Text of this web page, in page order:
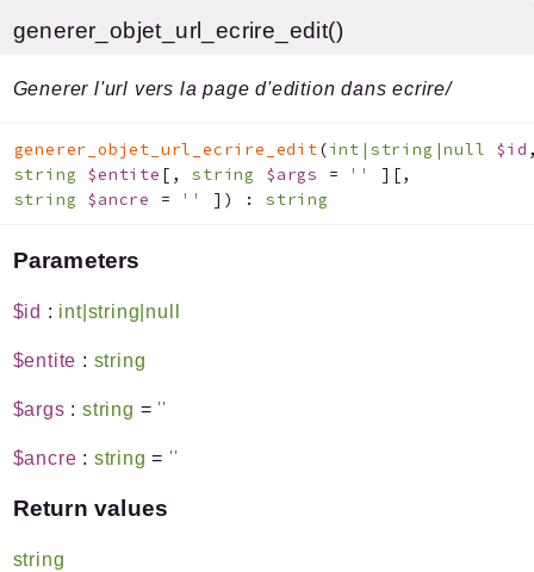
generer_objet_url_ecrire_edit()
Generer l'url vers la page d'edition dans ecrire/
generer_objet_url_ecrire_edit(int|string|null $id
string $entite [ ,string $args = '' ] [,
string $ancre = '' ] ) : string
Parameters
$id : int|string|null
$entite : string
$args :string =''
$ancre : string =''
Return values
string